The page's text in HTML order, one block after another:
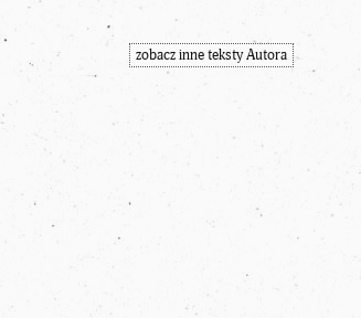
zobacz inne teksty Autora